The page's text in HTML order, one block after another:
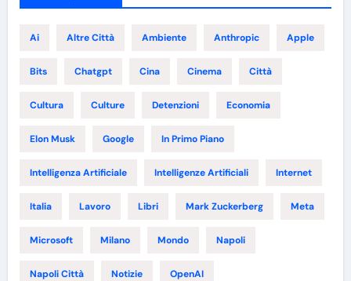
Ai Altre Città Ambiente Anthropic Apple
Bits Chatgpt Cina Cinema Città
Cultura Culture Detenzioni Economia
Elon Musk Google In Primo Piano
Intelligenza Artificiale Intelligenze Artificiali Internet
Italia Lavoro Libri Mark Zuckerberg Meta
Microsoft Milano Mondo Napoli
Napoli Città Notizie OpenAI